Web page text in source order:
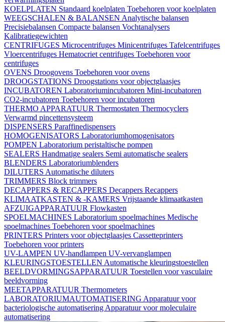
KOELPLATEN Standaard koelplaten Toebehoren voor koelplaten
WEEGSCHALEN & BALANSEN Analytische balansen
Precisiebalansen Compacte balansen Vochtanalysers
Kalibratiegewichten
CENTRIFUGES Microcentrifuges Minicentrifuges Tafelcentrifuges
Vloercentrifuges Hematocriet centrifuges Toebehoren voor
centrifuges
OVENS Droogovens Toebehoren voor ovens
DROOGSTATIONS Droogstations voor objectglaasjes
INCUBATOREN Laboratoriumincubatoren Mini-incubatoren
CO2-incubatoren Toebehoren voor incubatoren
THERMO APPARATUUR Thermostaten Thermocyclers
Verwarmd pincettensysteem
DISPENSERS Paraffinedispensers
HOMOGENISATORS Laboratoriumhomogenisators
POMPEN Laboratorium peristaltische pompen
SEALERS Handmatige sealers Semi automatische sealers
BLENDERS Laboratoriumblenders
DILUTERS Automatische diluters
TRIMMERS Block trimmers
DECAPPERS & RECAPPERS Decappers Recappers
KLIMAATKASTEN & -KAMERS Vrijstaande klimaatkasten
AFZUIGAPPARATUUR Flowkasten
SPOELMACHINES Laboratorium spoelmachines Medische
spoelmachines Toebehoren voor spoelmachines
PRINTERS Printers voor objectglaasjes Cassetteprinters
Toebehoren voor printers
UV-LAMPEN UV-handlampen UV-vervanglampen
KLEURINGSTOESTELLEN Automatische kleuringstoestellen
BEELDVORMINGSAPPARATUUR Toestellen voor vasculaire
beeldvorming
MEETAPPARATUUR Thermometers
LABORATORIUMAUTOMATISERING Apparatuur voor
bacteriologische automatisering Apparatuur voor moleculaire
automatisering